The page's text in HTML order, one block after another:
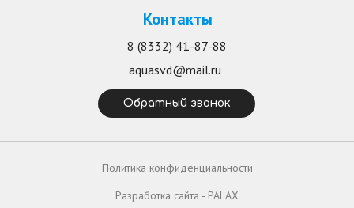
Контакты
8 (8332) 41-87-88
aquasvd@mail.ru
Обратный звонок
Политика конфиденциальности
Разработка сайта - PALAX